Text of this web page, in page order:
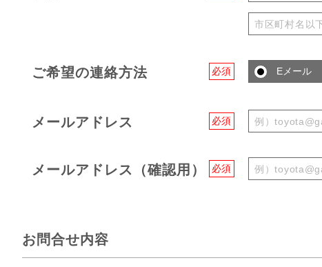
必須
ご希望の連絡方法 Eメール
必須
メールアドレス
必須
メールアドレス（確認用）
お問合せ内容